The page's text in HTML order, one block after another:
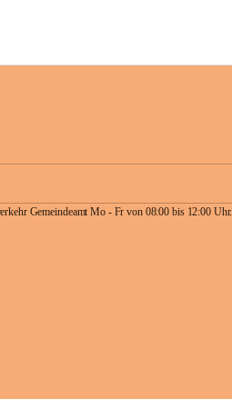
Gemeindeamt Mo - Fr von 08:00 bis 12:00 Uhr.